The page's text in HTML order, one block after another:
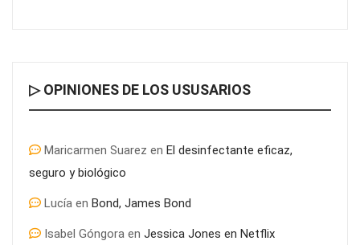
Última llamada: los destinos con las mayores caídas de precios
▷ OPINIONES DE LOS USUSARIOS
Maricarmen Suarez en El desinfectante eficaz,
seguro y biológico
Lucía en Bond, James Bond
Isabel Góngora en Jessica Jones en Netflix